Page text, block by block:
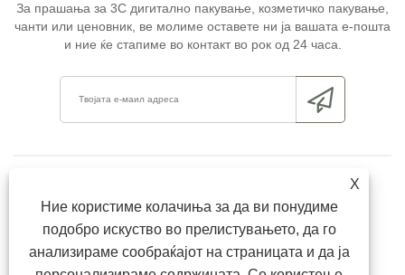
X
Ние користиме колачиња за да ви понудиме
подобро искуство во прелистувањето, да го
анализираме сообраќајот на страницата и да ја
За прашања за 3C дигитално пакување, козметичко пакување,
чанти или ценовник, ве молиме оставете ни ја вашата е-пошта
и ние ќе стапиме во контакт во рок од 24 часа.